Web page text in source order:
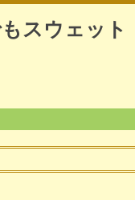
スウェット